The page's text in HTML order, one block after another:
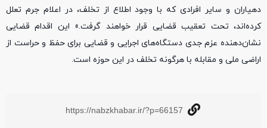
دهیاران و سایر افرادی که با وجود اطلاع از تخلف، در اعلام جرم تعلل
کرده‌اند، تحت تعقیب قضایی قرار خواهند گرفت.» این اقدام قضایی
نشان‌دهنده عزم جدی دستگاه‌های اجرایی و قضایی برای حفظ و حراست از
اراضی ملی و مقابله با هرگونه تخلف در این حوزه است.
https://nabzkhabar.ir/?p=66157